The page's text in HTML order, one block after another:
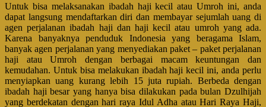
Untuk bisa melaksanakan ibadah haji kecil atau Umroh ini, anda
dapat langsung mendaftarkan diri dan membayar sejumlah uang di
agen perjalanan ibadah haji dan haji kecil atau umroh yang ada.
Karena banyaknya penduduk Indonesia yang beragama Islam,
banyak agen perjalanan yang menyediakan paket – paket perjalanan
haji atau Umroh dengan berbagai macam keuntungan dan
kemudahan. Untuk bisa melakukan ibadah haji kecil ini, anda perlu
menyiapkan uang kurang lebih 15 juta rupiah. Berbeda dengan
ibadah haji besar yang hanya bisa dilakukan pada bulan Dzulhijah
yang berdekatan dengan hari raya Idul Adha atau Hari Raya Haji,